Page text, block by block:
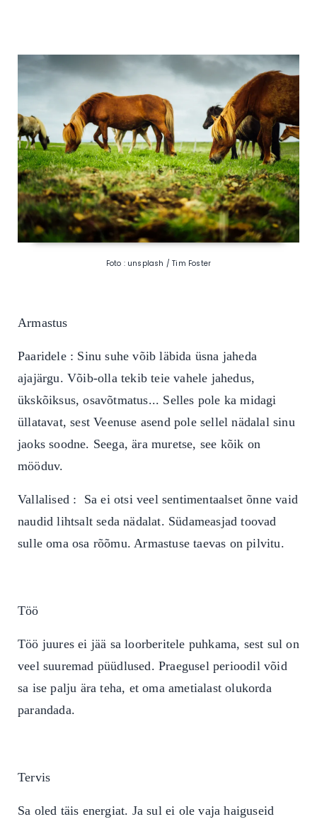
Foto : unsplash / Tim Foster
Armastus
Paaridele : Sinu suhe võib läbida üsna jaheda
ajajärgu. Võib-olla tekib teie vahele jahedus,
ükskõiksus, osavõtmatus... Selles pole ka midagi
üllatavat, sest Veenuse asend pole sellel nädalal sinu
jaoks soodne. Seega, ära muretse, see kõik on
mööduv.
Vallalised : Sa ei otsi veel sentimentaalset õnne vaid
naudid lihtsalt seda nädalat. Südameasjad toovad
sulle oma osa rõõmu. Armastuse taevas on pilvitu.
Töö
Töö juures ei jää sa loorberitele puhkama, sest sul on
veel suuremad püüdlused. Praegusel perioodil võid
sa ise palju ära teha, et oma ametialast olukorda
parandada.
Tervis
Sa oled täis energiat. Ja sul ei ole vaja haiguseid